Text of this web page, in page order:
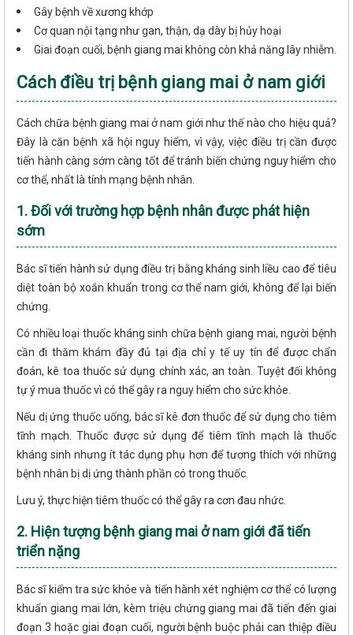
Gây bệnh về xương khớp
Cơ quan nội tạng như gan, thận, dạ dày bị hủy hoại
Giai đoạn cuối, bệnh giang mai không còn khả năng lây nhiễm.
Cách điều trị bệnh giang mai ở nam giới
Cách chữa bệnh giang mai ở nam giới như thế nào cho hiệu quả?
Đây là căn bệnh xã hội nguy hiểm, vì vậy, việc điều trị cần được
tiến hành càng sớm càng tốt để tránh biến chứng nguy hiểm cho
cơ thể, nhất là tính mạng bệnh nhân.
1. Đối với trường hợp bệnh nhân được phát hiện
sớm
Bác sĩ tiến hành sử dụng điều trị bằng kháng sinh liều cao để tiêu
diệt toàn bộ xoắn khuẩn trong cơ thể nam giới, không để lại biến
chứng.
Có nhiều loại thuốc kháng sinh chữa bệnh giang mai, người bệnh
cần đi thăm khám đầy đủ tại địa chỉ y tế uy tín để được chẩn
đoán, kê toa thuốc sử dụng chính xác, an toàn. Tuyệt đối không
tự ý mua thuốc vì có thể gây ra nguy hiểm cho sức khỏe.
Nếu dị ứng thuốc uống, bác sĩ kê đơn thuốc để sử dụng cho tiêm
tĩnh mạch. Thuốc được sử dụng để tiêm tĩnh mạch là thuốc
kháng sinh nhưng ít tác dụng phụ hơn để tương thích với những
bệnh nhân bị dị ứng thành phần có trong thuốc.
Lưu ý, thực hiện tiêm thuốc có thể gây ra cơn đau nhức.
2. Hiện tượng bệnh giang mai ở nam giới đã tiến
triển nặng
Bác sĩ kiểm tra sức khỏe và tiến hành xét nghiệm cơ thể có lượng
khuẩn giang mai lớn, kèm triệu chứng giang mai đã tiến đến giai
đoạn 3 hoặc giai đoạn cuối, người bệnh buộc phải can thiệp điều